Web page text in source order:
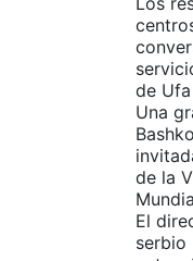
de Ufa
Una
de la
El
serbio